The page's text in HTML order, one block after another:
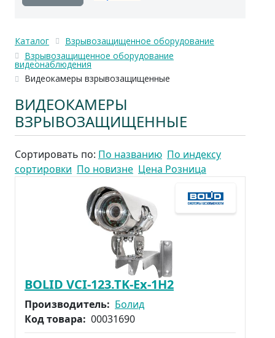
Каталог
Взрывозащищенное оборудование
Взрывозащищенное оборудование
видеонаблюдения
Видеокамеры взрывозащищенные
ВИДЕОКАМЕРЫ
ВЗРЫВОЗАЩИЩЕННЫЕ
Сортировать по: По названию По индексу
сортировки По новизне Цена Розница
BOLID VCI-123.TK-Ex-1Н2
Производитель: Болид
Код товара: 00031690